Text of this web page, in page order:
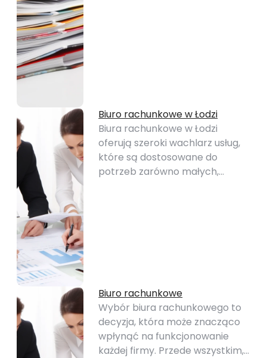
Biuro rachunkowe w Łodzi
Biura rachunkowe w Łodzi
oferują szeroki wachlarz usług,
które są dostosowane do
potrzeb zarówno małych,…
Biuro rachunkowe
Wybór biura rachunkowego to
decyzja, która może znacząco
wpłynąć na funkcjonowanie
każdej firmy. Przede wszystkim,…